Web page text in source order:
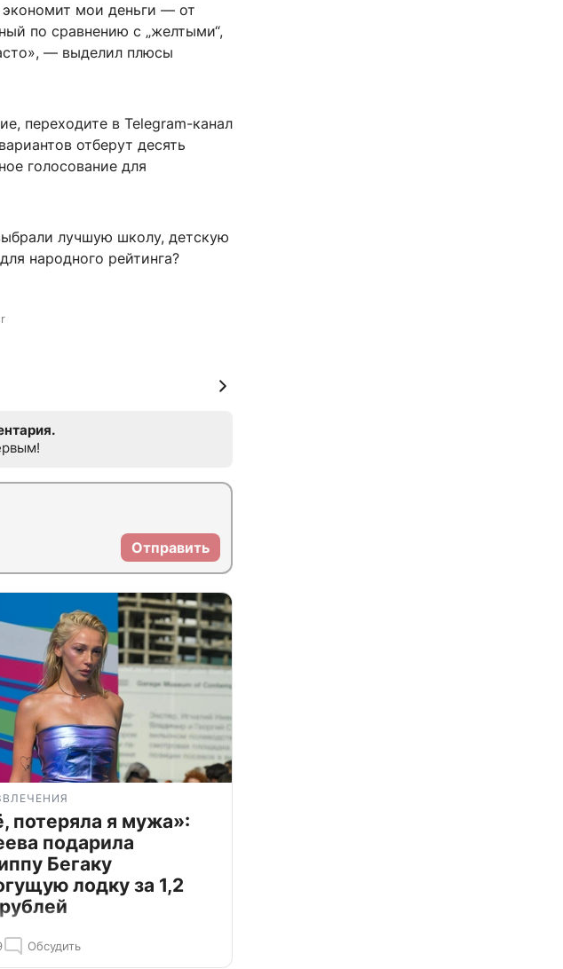
экономит мои деньги — от
по сравнению с „желтыми“,
— выделил плюсы
переходите в Telegram-канал
отберут десять
голосование для
лучшую школу, детскую
народного рейтинга?
Отправить
потеряла я мужа»:
подарила
Бегаку
лодку за 1,2
Обсудить